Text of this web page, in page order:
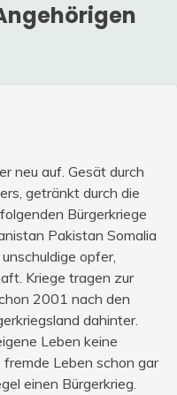
neu auf. Gesät durch
getränkt durch die
Bürgerkriege
Pakistan Somalia
opfer,
Kriege tragen zur
2001 nach den
dahinter.
Leben keine
fremde Leben schon gar
einen Bürgerkrieg.